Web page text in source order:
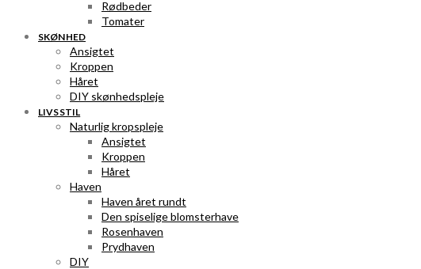
Rødbeder
Tomater
SKØNHED
Ansigtet
Kroppen
Håret
DIY skønhedspleje
LIVSSTIL
Naturlig kropspleje
Ansigtet
Kroppen
Håret
Haven
Haven året rundt
Den spiselige blomsterhave
Rosenhaven
Prydhaven
DIY